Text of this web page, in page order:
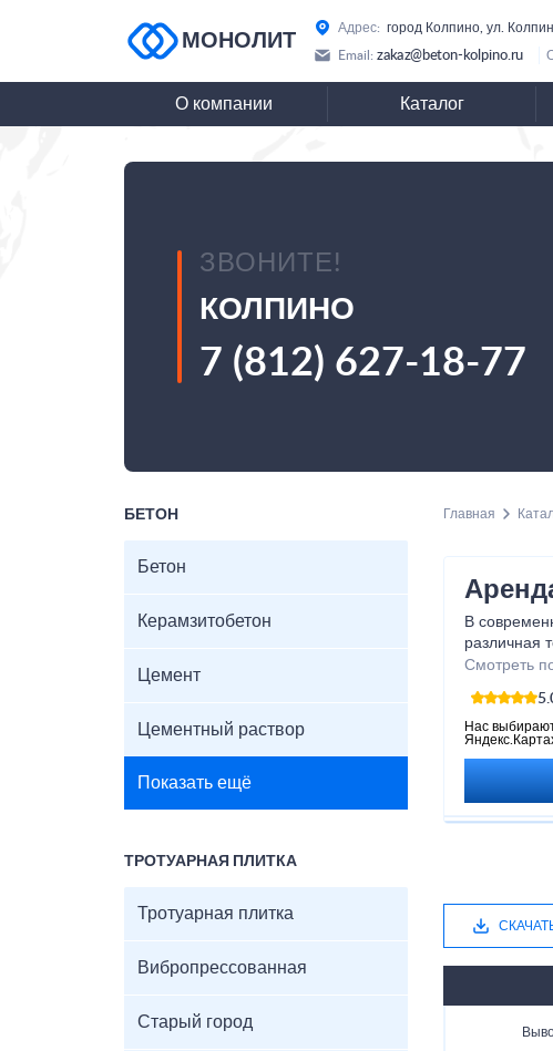
МОНОЛИТ
Адрес: город Колпино, ул.
Email: zakaz@beton-kolpino.ru
О компании Каталог
ЗВОНИТЕ!
КОЛПИНО
7 (812) 627-18-77
БЕТОН
Бетон
Керамзитобетон
Цемент
Цементный раствор
Показать ещё
ТРОТУАРНАЯ ПЛИТКА
Тротуарная плитка
Вибропрессованная
Старый город
Главная
В
различная
выгодно,
аренда
машиниста.
Смотреть
Нас